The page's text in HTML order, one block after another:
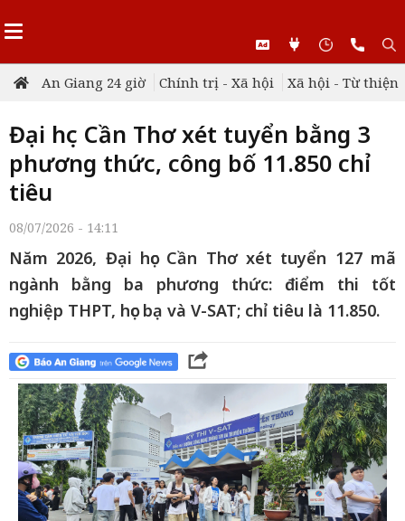
An Giang 24 giờ Chính trị - Xã hội Xã hội - Từ thiện
Đại học Cần Thơ xét tuyển bằng 3
phương thức, công bố 11.850 chỉ
tiêu
08/07/2026 - 14:11
Năm 2026, Đại học Cần Thơ xét tuyển 127 mã
ngành bằng ba phương thức: điểm thi tốt
nghiệp THPT, học bạ và V-SAT; chỉ tiêu là 11.850.